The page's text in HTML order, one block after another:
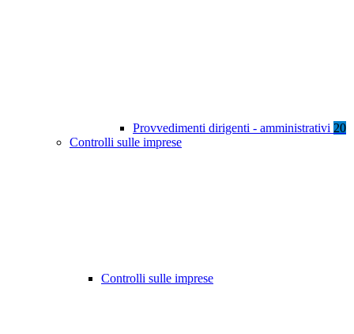
Provvedimenti dirigenti - amministrativi 20
Controlli sulle imprese
Controlli sulle imprese